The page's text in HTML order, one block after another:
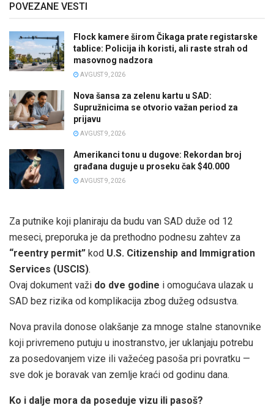
POVEZANE VESTI
Flock kamere širom Čikaga prate registarske
tablice: Policija ih koristi, ali raste strah od
masovnog nadzora
AVGUST 9, 2026
Nova šansa za zelenu kartu u SAD:
Supružnicima se otvorio važan period za
prijavu
AVGUST 9, 2026
Amerikanci tonu u dugove: Rekordan broj
građana duguje u proseku čak $40.000
AVGUST 9, 2026
Za putnike koji planiraju da budu van SAD duže od 12
meseci, preporuka je da prethodno podnesu zahtev za
“reentry permit” kod U.S. Citizenship and Immigration
Services (USCIS).
Ovaj dokument važi do dve godine i omogućava ulazak u
SAD bez rizika od komplikacija zbog dužeg odsustva.
Nova pravila donose olakšanje za mnoge stalne stanovnike
koji privremeno putuju u inostranstvo, jer uklanjaju potrebu
za posedovanjem vize ili važećeg pasoša pri povratku —
sve dok je boravak van zemlje kraći od godinu dana.
Ko i dalje mora da poseduje vizu ili pasoš?